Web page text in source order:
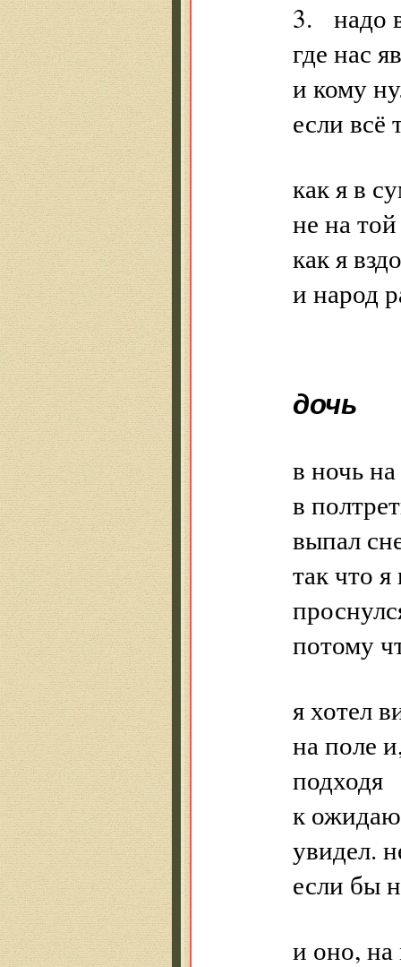
3. надо
где нас
и кому
если всё
как я в
не на
как я
и народ
дочь
в ночь
в
выпал
так что
потому
я хотел
на поле
подходя
к
увидел.
если бы
и оно, на